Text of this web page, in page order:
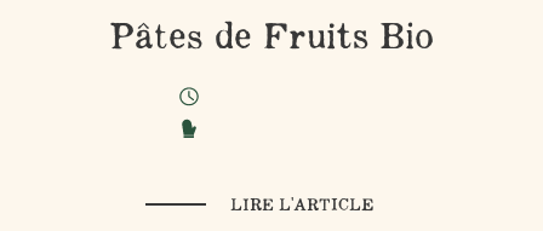
Pâtes de Fruits Bio
LIRE L'ARTICLE